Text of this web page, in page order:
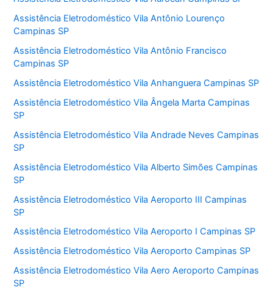
Assistência Eletrodoméstico Vila Antônio Lourenço
Campinas SP
Assistência Eletrodoméstico Vila Antônio Francisco
Campinas SP
Assistência Eletrodoméstico Vila Anhanguera Campinas SP
Assistência Eletrodoméstico Vila Ângela Marta Campinas
SP
Assistência Eletrodoméstico Vila Andrade Neves Campinas
SP
Assistência Eletrodoméstico Vila Alberto Simões Campinas
SP
Assistência Eletrodoméstico Vila Aeroporto III Campinas
SP
Assistência Eletrodoméstico Vila Aeroporto I Campinas SP
Assistência Eletrodoméstico Vila Aeroporto Campinas SP
Assistência Eletrodoméstico Vila Aero Aeroporto Campinas
SP